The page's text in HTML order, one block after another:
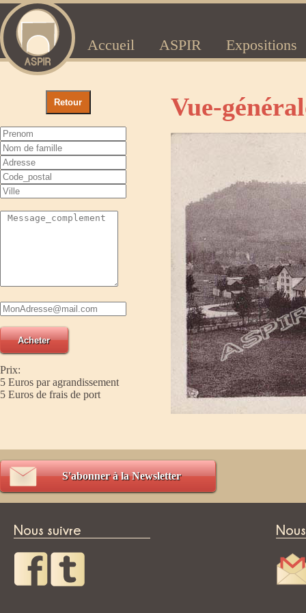
Accueil ASPIR Expositions
Prix:
5 Euros par agrandissement
5 Euros de frais de port
Vue-
S'abonner à la Newsletter
Nous suivre